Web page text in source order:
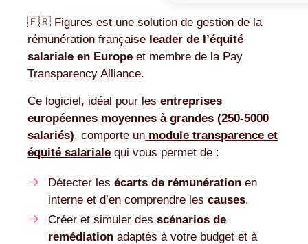
🇫🇷 Figures est une solution de gestion de la
rémunération française leader de l’équité
salariale en Europeet membre de la Pay
Transparency Alliance.
Ce logiciel, idéal pour lesentreprises
européennes moyennes à grandes (250-5000
salariés), comporte un module transparence et
équité salariale qui vous permet de :
Détecter lesécarts de rémunérationen
interne et d’en comprendre lescauses.
Créer et simuler desscénarios de
remédiationadaptés à votre budget et à